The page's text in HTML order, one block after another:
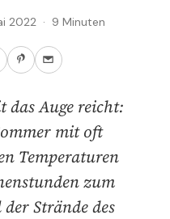
2022 · 9 Minuten
das Auge reicht:
mit oft
Temperaturen
zum
Strände des